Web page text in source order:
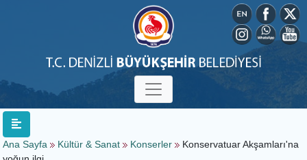
Ana Sayfa Kültür & Sanat Konserler
Konservatuar Akşamları'na